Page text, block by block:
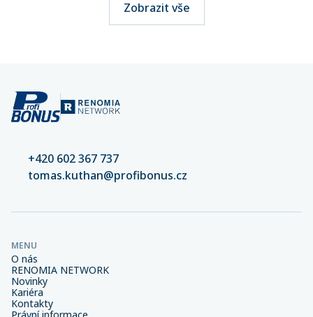
Zobrazit vše
+420 602 367 737
tomas.kuthan@profibonus.cz
MENU
O nás
RENOMIA NETWORK
Novinky
Kariéra
Kontakty